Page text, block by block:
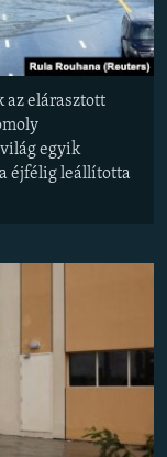
az elárasztott
egyik
éjfélig leállította